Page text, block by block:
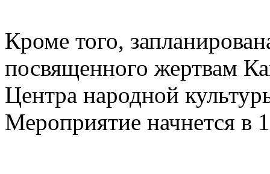
Кроме того,
посвященного жертвам
Центра народной
Мероприятие начнется в